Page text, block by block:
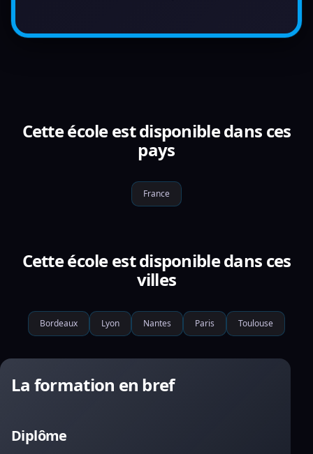
Cette école est disponible dans ces
pays
France
Cette école est disponible dans ces
villes
Bordeaux Lyon Nantes Paris Toulouse
La formation en bref
Diplôme